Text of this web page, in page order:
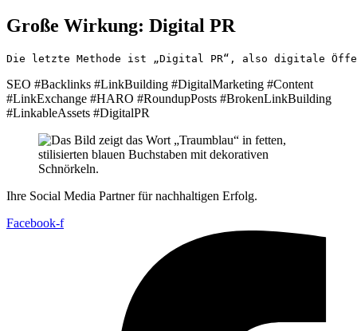
Große Wirkung: Digital PR
Die letzte Methode ist „Digital PR“, also digitale
SEO #Backlinks #LinkBuilding #DigitalMarketing #Content
#LinkExchange #HARO #RoundupPosts #BrokenLinkBuilding
#LinkableAssets #DigitalPR
Ihre Social Media Partner für nachhaltigen Erfolg.
Facebook-f